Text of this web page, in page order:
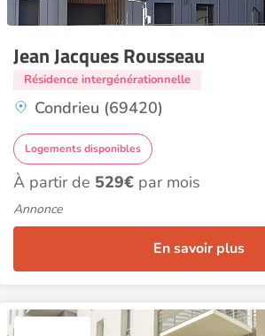
Jean Jacques Rousseau
Résidence intergénérationnelle
Condrieu (69420)
Logements disponibles
À partir de 529€ par mois
Annonce
En savoir plus